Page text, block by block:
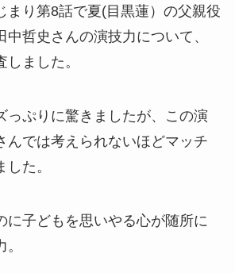
まり第8話で夏(目黒蓮）の父親役
中哲史さんの演技力について、
ました。
っぷりに驚きましたが、この演
んでは考えられないほどマッチ
た。
に子どもを思いやる心が随所に